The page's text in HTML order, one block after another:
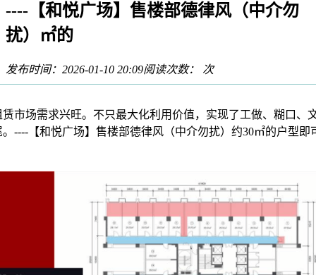
----【和悦广场】售楼部德律风（中介勿
扰）㎡的
发布时间：2026-01-10 20:09阅读次数： 次
场需求兴旺。不只最大化利用价值，实现了工做、糊口、
----【和悦广场】售楼部德律风（中介勿扰）约30㎡的户型即